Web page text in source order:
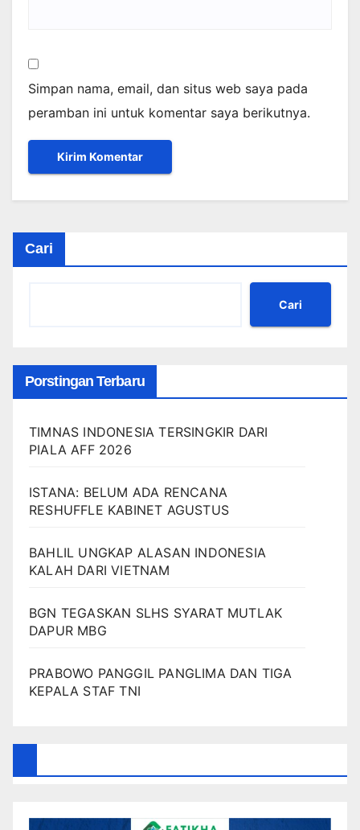
Simpan nama, email, dan situs web saya pada
peramban ini untuk komentar saya berikutnya.
Cari
Cari
Porstingan Terbaru
TIMNAS INDONESIA TERSINGKIR DARI
PIALA AFF 2026
ISTANA: BELUM ADA RENCANA
RESHUFFLE KABINET AGUSTUS
BAHLIL UNGKAP ALASAN INDONESIA
KALAH DARI VIETNAM
BGN TEGASKAN SLHS SYARAT MUTLAK
DAPUR MBG
PRABOWO PANGGIL PANGLIMA DAN TIGA
KEPALA STAF TNI